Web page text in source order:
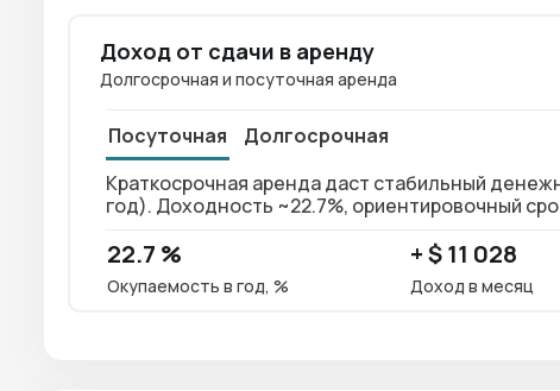
Доход от сдачи в аренду
Долгосрочная и посуточная аренда
Посуточная
Долгосрочная
Краткосрочная аренда даст стабильный
год). Доходность ~22.7%, ориентировочный
22.7 %
Окупаемость в год, %
+ $ 11 028
Доход в месяц